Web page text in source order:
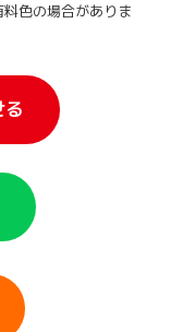
色の場合がありま
る